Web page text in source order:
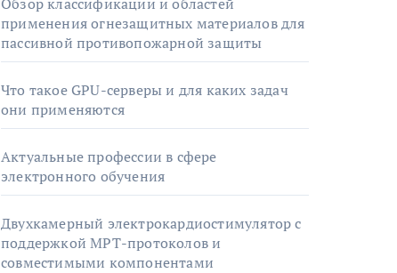
применения огнезащитных материалов для
пассивной противопожарной защиты
Что такое GPU-серверы и для каких задач
они применяются
Актуальные профессии в сфере
электронного обучения
Двухкамерный электрокардиостимулятор с
поддержкой МРТ-протоколов и
совместимыми компонентами